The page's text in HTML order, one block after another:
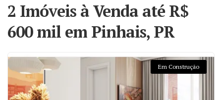
2 Imóveis à Venda até R$
600 mil em Pinhais, PR
Em Construção